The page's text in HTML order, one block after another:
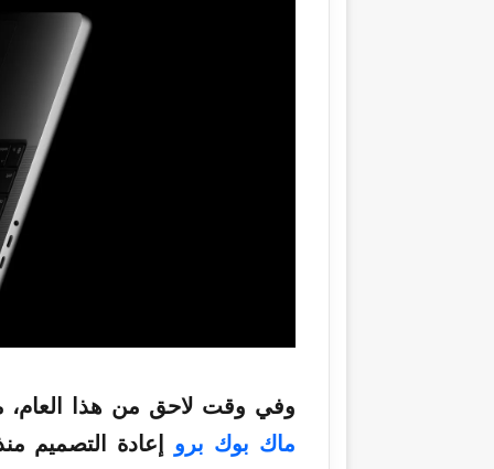
وفي وقت لاحق من هذا العام،
ماك بوك برو